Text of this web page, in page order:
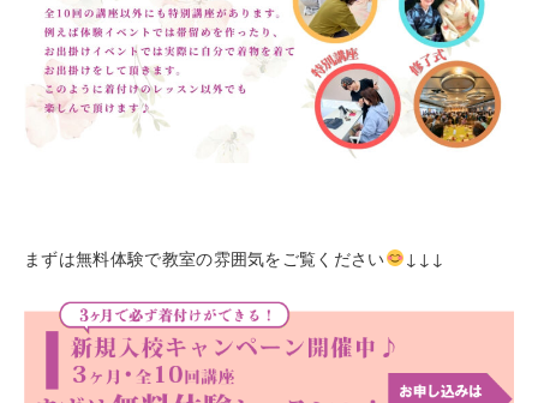
まずは無料体験で教室の雰囲気をご覧ください ↓↓↓